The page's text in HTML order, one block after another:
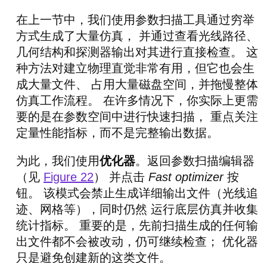
在上一节中，我们使用参数扫描工具通过穷举
方式生成了大量仿真， 并通过查看光线路径、
几何结构和探测器输出对其进行直接检查。 这
种方法对建立物理直觉非常有用，但它也会生
成大量文件、 占用大量磁盘空间，并拖慢整体
仿真工作流程。 在许多情况下，你实际上更需
要的是在参数空间中进行快速扫描， 重点关注
定量性能指标，而不是完整输出数据。
为此，我们使用优化器。返回参数扫描编辑器
（见 Figure 22） 并点击 Fast optimizer按
钮。 该模式会禁止生成详细输出文件（光线追
迹、网格等），同时仍然 运行底层仿真并收集
统计指标。 重要的是，先前扫描生成的任何输
出文件都不会被改动，仍可继续检查； 优化器
只是避免创建新的这类文件。